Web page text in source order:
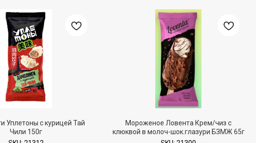
Уплетоны с курицей Тай
Чили 150г
Мороженое Ловента Крем/чиз с
клюквой в молоч-шок.глазури БЗМЖ 65г